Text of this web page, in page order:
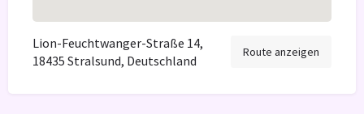
Lion-Feuchtwanger-Straße 14,
18435 Stralsund, Deutschland
Route anzeigen